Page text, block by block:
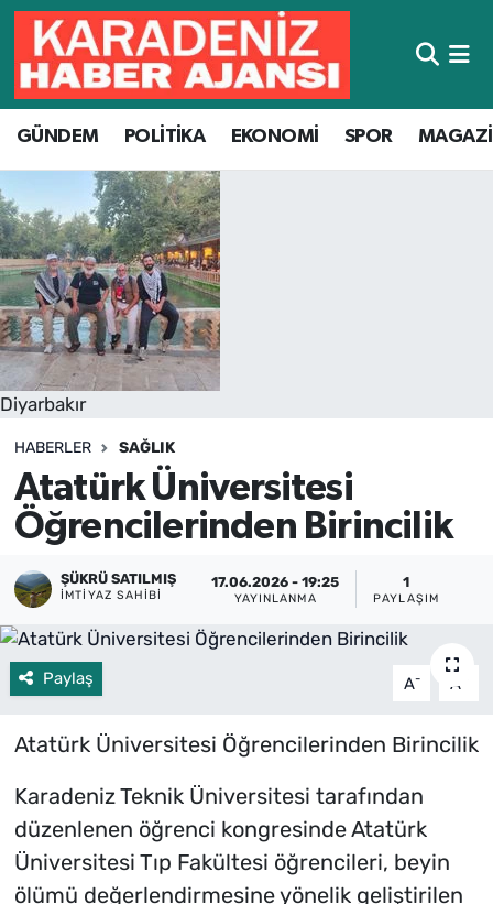
GÜNDEM POLİTİKA EKONOMİ SPOR
Diyarbakır
HABERLER SAĞLIK
Atatürk Üniversitesi
Öğrencilerinden Birincilik
ŞÜKRÜ SATILMIŞ
IMTIYAZ SAHIBI
17.06.2026 - 19:25
YAYINLANMA
1
PAYLAŞIM
Paylaş A- A
Atatürk Üniversitesi Öğrencilerinden Birincilik
Karadeniz Teknik Üniversitesi tarafından
düzenlenen öğrenci kongresinde Atatürk
Üniversitesi Tıp Fakültesi öğrencileri, beyin
ölümü değerlendirmesine yönelik geliştirilen
Hava Durumu
Trafik Durumu
Süper Lig Puan Durumu ve Fikstür
Tüm Manşetler
Son Dakika Haberleri
Haber Arşivi